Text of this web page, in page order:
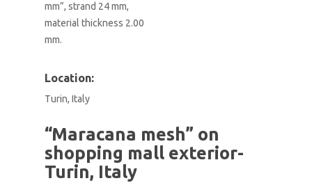
mm”, strand 24 mm,
material thickness 2.00
mm.
Location:
Turin, Italy
“Maracana mesh” on
shopping mall exterior-
Turin, Italy